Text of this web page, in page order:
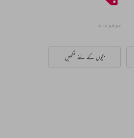
موضوعات
بچوں کے لئے نظمیں